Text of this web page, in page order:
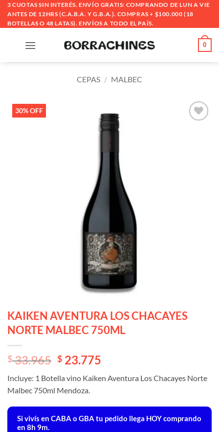
Saltar
contenido
3 CUOTAS SIN INTERÉS. ENVÍO GRATIS: COMPRANDO DE LUN A VIE
ANTES DE 12HRS (C.A.B.A. Y G.B.A.). COMPRAS + $100.000 (18
BOTELLAS O 48 LATAS). ENVÍOS A TODO EL PAÍS.
0
CEPAS / MALBEC
30% OFF
KAIKEN AVENTURA LOS CHACAYES
NORTE MALBEC 750ML
El
original
era:
$ 33.965.
$33.965 El
actual
es:
$ 33.965.
$ 23.775
Incluye: 1 Botella vino Kaiken Aventura Los Chacayes Norte
Malbec 750ml Mendoza.
Si vivís en CABA o GBA tu pedido llega HOYcomprando
en 8h 9m.